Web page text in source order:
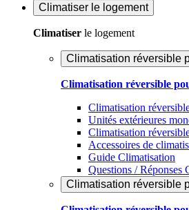
Climatiser le logement
Climatiser le logement
Climatisation réversible
Climatisation réversible
Climatisation
Unités extérieures
Climatisation
Accessoires de
Guide Climatisation
Questions / Réponses
Climatisation réversible